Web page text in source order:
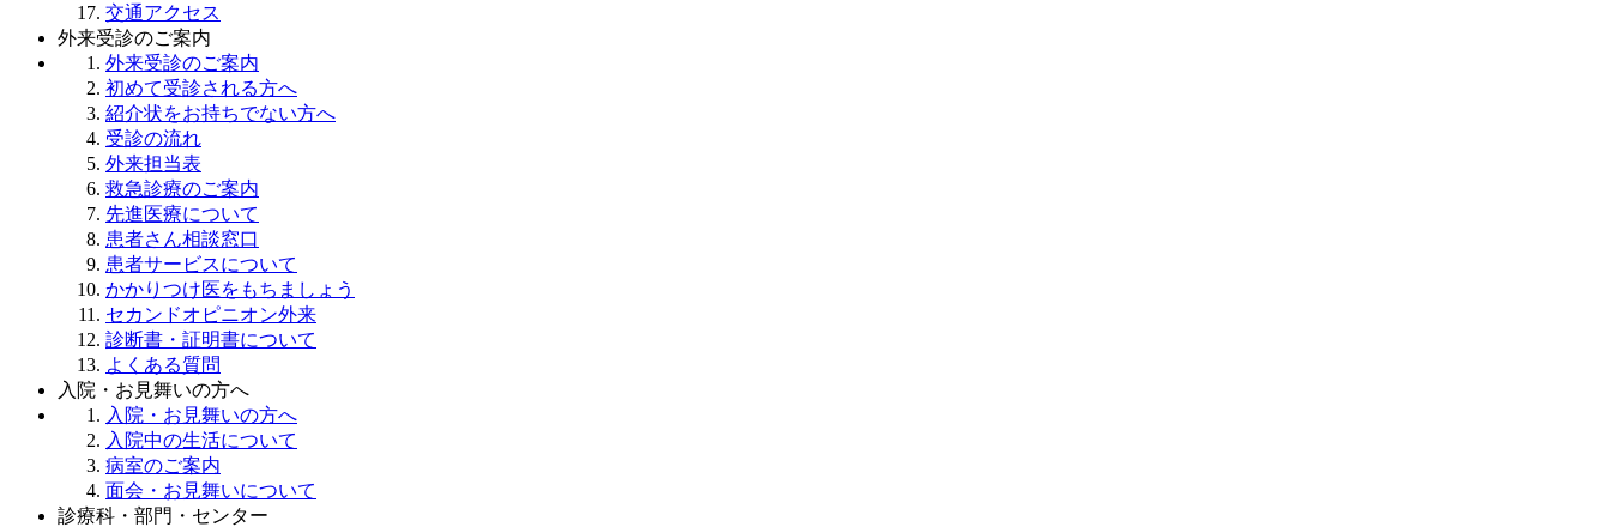
交通アクセス
外来受診のご案内
外来受診のご案内
初めて受診される方へ
紹介状をお持ちでない方へ
受診の流れ
外来担当表
救急診療のご案内
先進医療について
患者さん相談窓口
患者サービスについて
かかりつけ医をもちましょう
セカンドオピニオン外来
診断書・証明書について
よくある質問
入院・お見舞いの方へ
入院・お見舞いの方へ
入院中の生活について
病室のご案内
面会・お見舞いについて
診療科・部門・センター